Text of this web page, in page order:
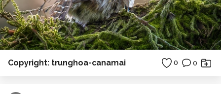
Copyright: trunghoa-canamai 0 0